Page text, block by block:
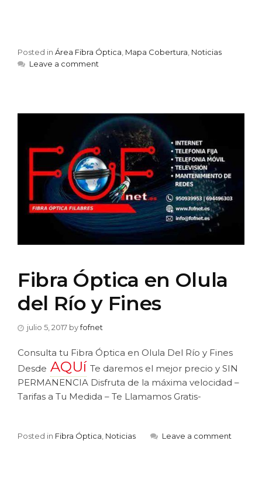
Posted in Área Fibra Óptica Mapa Cobertura Noticias
Leave a comment
Fibra Óptica en Olula
del Río y Fines
julio 5, 2017 byfofnet
Consulta tu Fibra Óptica en Olula Del Río y Fines
Desde AQUí Te daremos el mejor precio y SIN
PERMANENCIA Disfruta de la máxima velocidad –
Tarifas a Tu Medida – Te Llamamos Gratis-
Posted in Fibra Óptica Noticias Leave a comment